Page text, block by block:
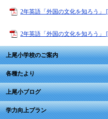
2年英語「外国の文化を知ろう」
2年英語「外国の文化を知ろう」
上尾小学校のご案内
各種たより
上尾小ブログ
学力向上プラン